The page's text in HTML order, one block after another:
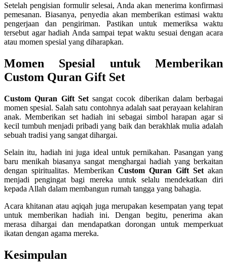
Setelah pengisian formulir selesai, Anda akan menerima konfirmasi
pemesanan. Biasanya, penyedia akan memberikan estimasi waktu
pengerjaan dan pengiriman. Pastikan untuk memeriksa waktu
tersebut agar hadiah Anda sampai tepat waktu sesuai dengan acara
atau momen spesial yang diharapkan.
Momen Spesial untuk Memberikan
Custom Quran Gift Set
Custom Quran Gift Setsangat cocok diberikan dalam berbagai
momen spesial. Salah satu contohnya adalah saat perayaan kelahiran
anak. Memberikan set hadiah ini sebagai simbol harapan agar si
kecil tumbuh menjadi pribadi yang baik dan berakhlak mulia adalah
sebuah tradisi yang sangat dihargai.
Selain itu, hadiah ini juga ideal untuk pernikahan. Pasangan yang
baru menikah biasanya sangat menghargai hadiah yang berkaitan
dengan spiritualitas. Memberikan Custom Quran Gift Set akan
menjadi pengingat bagi mereka untuk selalu mendekatkan diri
kepada Allah dalam membangun rumah tangga yang bahagia.
Acara khitanan atau aqiqah juga merupakan kesempatan yang tepat
untuk memberikan hadiah ini. Dengan begitu, penerima akan
merasa dihargai dan mendapatkan dorongan untuk memperkuat
ikatan dengan agama mereka.
Kesimpulan